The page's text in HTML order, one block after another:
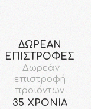
ΔΩΡΕΑΝ
ΕΠΙΣΤΡΟΦΕΣ
Δωρεάν
επιστροφή
προϊόντων
35 ΧΡΟΝΙΑ